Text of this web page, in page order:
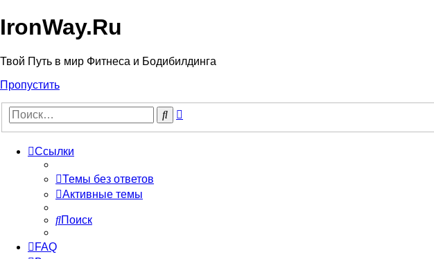
IronWay.Ru
Твой Путь в мир Фитнеса и Бодибилдинга
Пропустить
Поиск
Ссылки
Темы без ответов
Активные темы
Поиск
FAQ